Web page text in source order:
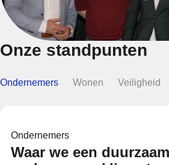
Onze standpunten
Ondernemers Wonen Veiligheid
Ondernemers
Waar we een duurzaam